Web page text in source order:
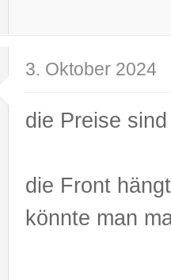
3. Oktober 2024
die Preise
die Front
könnte man